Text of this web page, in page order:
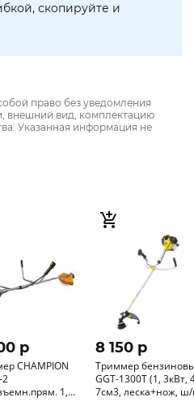
скопируйте и
право без уведомления
внешний вид, комплектацию
Указанная информация не
p
CHAMPION
2
1,
8 150 p
Триммер
GGT-1300Т (1, 3кВт, 42,
7см3, леска+нож, ш/н)